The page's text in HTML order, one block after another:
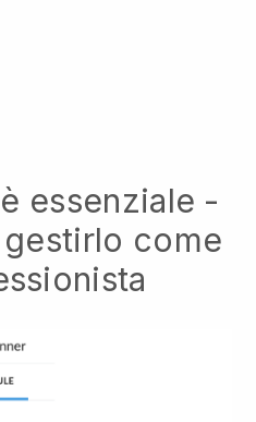
essenziale -
come